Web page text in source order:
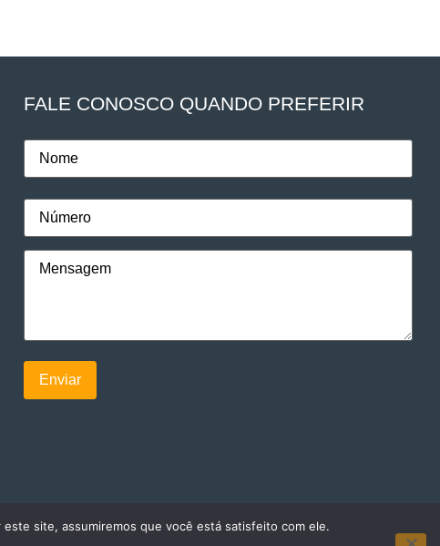
FALE CONOSCO QUANDO PREFERIR
site, assumiremos que você está satisfeito com ele.